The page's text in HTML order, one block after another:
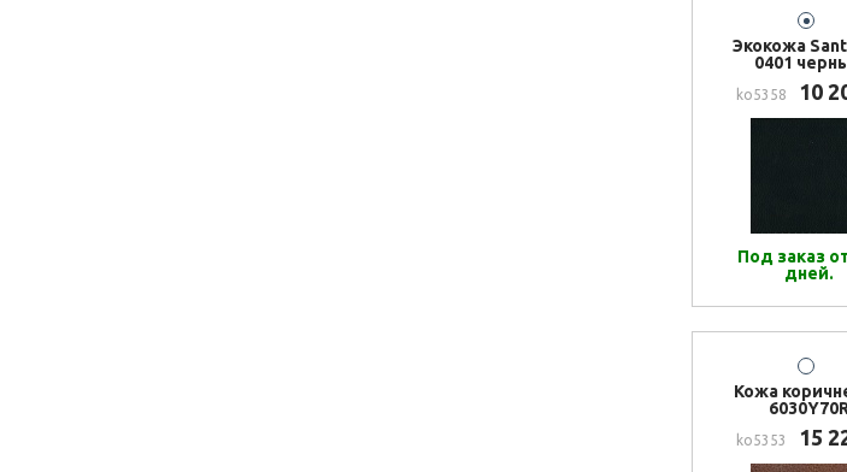
Экокожа
0401
ko5358 10
Под заказ
дней.
Кожа
6030Y70R
ko5353 15